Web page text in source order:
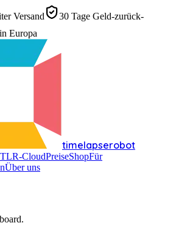
Versand
30 Tage Geld-zurück-
Europa
timelapserobot
TLR-CloudPreiseShopFür
Über uns